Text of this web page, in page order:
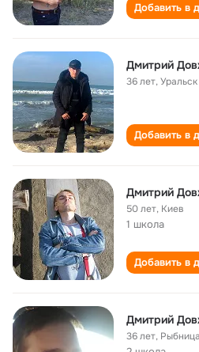
Добавить в
Дмитрий
36 лет,Уральск
Добавить в
Дмитрий
50 лет, Киев
1 школа
Добавить в
Дмитрий
36 лет, Рыбница